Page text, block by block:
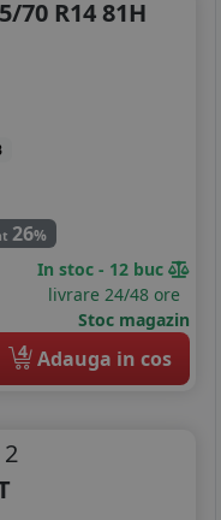
70 R14 81H
26%
In stoc - 12 buc
livrare 24/48 ore
Stoc magazin
4 Adauga in cos